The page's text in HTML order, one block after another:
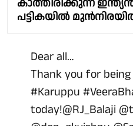
കാത്തിരിക്കുന്ന
പട്ടികയിൽ
Dear all…
Thank you for
#Karuppu
today!@RJ_Balaji